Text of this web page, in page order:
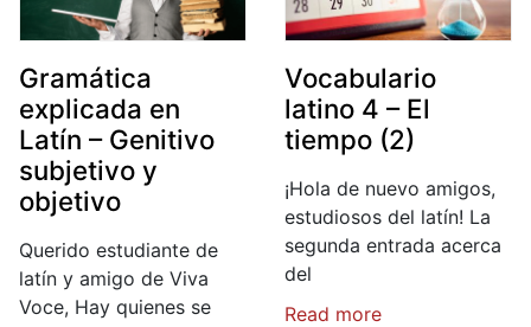
Gramática
explicada en
Latín – Genitivo
subjetivo y
objetivo
Querido estudiante de
latín y amigo de Viva
Voce, Hay quienes se
Vocabulario
latino 4 – El
tiempo (2)
¡Hola de nuevo amigos,
estudiosos del latín! La
segunda entrada acerca
del
Read more